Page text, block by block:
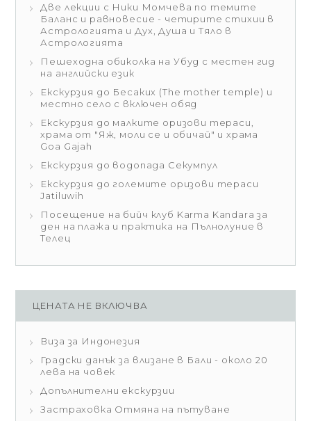
Две лекции с Ники Момчева по темите
Баланс и равновесие - четирите стихии в
Астрологията и Дух, Душа и Тяло в
Астрологията
Пешеходна обиколка на Убуд с местен гид
на английски език
Екскурзия до Бесаких (The mother temple) и
местно село с включен обяд
Екскурзия до малките оризови тераси,
храмa от "Яж, моли се и обичай" и храма
Goa Gajah
Екскурзия до водопада Секумпул
Екскурзия до големите оризови тераси
Jatiluwih
Посещение на бийч клуб Karma Kandara за
ден на плажа и практика на Пълнолуние в
Телец
ЦЕНАТА НЕ ВКЛЮЧВА
Виза за Индонезия
Градски данък за влизане в Бали - около 20
лева на човек
Допълнителни екскурзии
Застраховка Отмяна на пътуване